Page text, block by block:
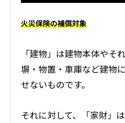
火災保険の補償対象
「建物」は建物本体やそ
塀・物置・車庫など建物
せないものです。
それに対して、「家財」